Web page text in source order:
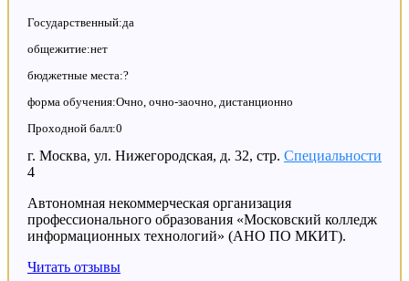
Государственный:да
общежитие:нет
бюджетные места:?
форма обучения:Очно, очно-заочно, дистанционно
Проходной балл:0
Специальности
г. Москва, ул. Нижегородская, д. 32, стр.
4
Автономная некоммерческая организация
профессионального образования «Московский колледж
информационных технологий» (АНО ПО МКИТ).
Читать отзывы